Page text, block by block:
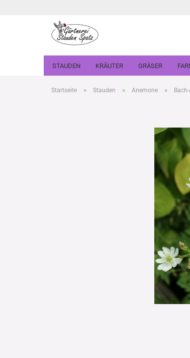
STAUDEN KRÄUTER GRÄSER
Startseite » Stauden » Anemone »